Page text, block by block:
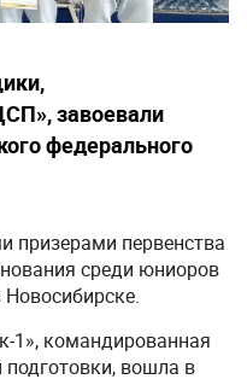
завоевали
федерального
призерами первенства
среди юниоров
1», командированная
вошла в